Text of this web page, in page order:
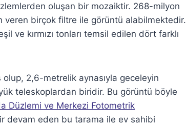
oluşan bir mozaiktir. 268-milyon
veren birçok filtre ile görüntü alabilmektedir.
ve kırmızı tonları temsil edilen dört farklı
2,6-metrelik aynasıyla geceleyin
teleskoplardan biridir. Bu görüntü böyle
Düzlemi ve Merkezi Fotometrik
devam eden bu tarama ile ev sahibi